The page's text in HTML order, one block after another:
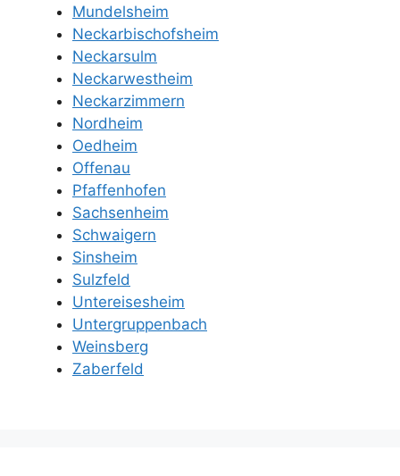
Mundelsheim
Neckarbischofsheim
Neckarsulm
Neckarwestheim
Neckarzimmern
Nordheim
Oedheim
Offenau
Pfaffenhofen
Sachsenheim
Schwaigern
Sinsheim
Sulzfeld
Untereisesheim
Untergruppenbach
Weinsberg
Zaberfeld